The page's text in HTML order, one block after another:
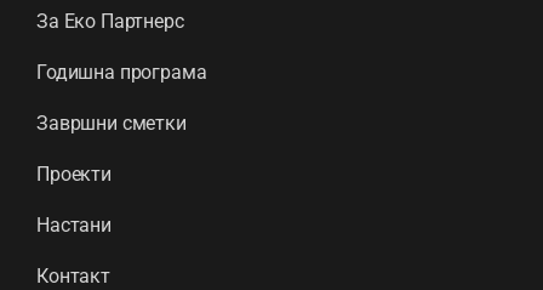
За Еко Партнерс
Годишна програма
Завршни сметки
Проекти
Настани
Контакт